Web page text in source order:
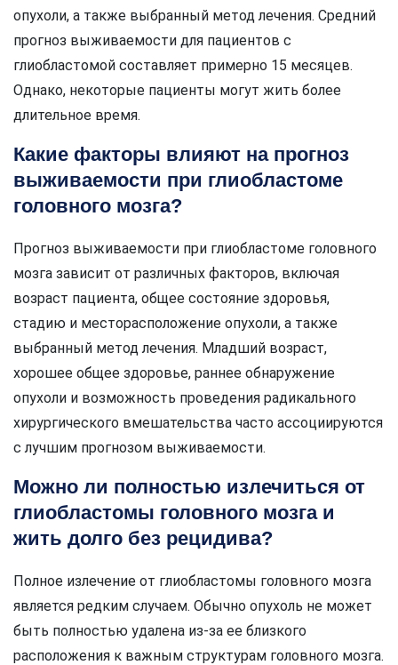
опухоли, а также выбранный метод лечения. Средний
прогноз выживаемости для пациентов с
глиобластомой составляет примерно 15 месяцев.
Однако, некоторые пациенты могут жить более
длительное время.
Какие факторы влияют на прогноз
выживаемости при глиобластоме
головного мозга?
Прогноз выживаемости при глиобластоме головного
мозга зависит от различных факторов, включая
возраст пациента, общее состояние здоровья,
стадию и месторасположение опухоли, а также
выбранный метод лечения. Младший возраст,
хорошее общее здоровье, раннее обнаружение
опухоли и возможность проведения радикального
хирургического вмешательства часто ассоциируются
с лучшим прогнозом выживаемости.
Можно ли полностью излечиться от
глиобластомы головного мозга и
жить долго без рецидива?
Полное излечение от глиобластомы головного мозга
является редким случаем. Обычно опухоль не может
быть полностью удалена из-за ее близкого
расположения к важным структурам головного мозга.